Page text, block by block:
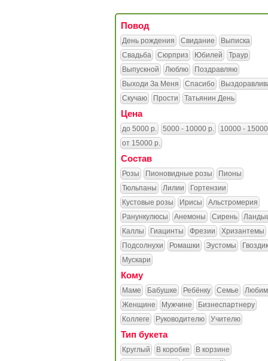
Повод
День рождения Свидание
Выписка
Свадьба
Сюрприз Юбилей
Траур
Выпускной
Люблю
Поздравляю
Выходи За Меня
Спасибо
Скучаю
Прости Татьянин День
Цена
до 5000 р. 5000 - 10000 р.
10000 -
от 15000 р.
Состав
Розы Пионовидные розы
Пионы
Тюльпаны
Лилии
Гортензии
Кустовые розы
Ирисы
Альстромерия
Ранункулюсы
Анемоны Сирень
Каллы
Гиацинты Фрезии
Хризантемы
Подсолнухи
Ромашки Эустомы
Мускари
Кому
Маме Бабушке Ребёнку Семье
Женщине
Мужчине
Бизнеспартнеру
Коллеге
Руководителю Учителю
Тип букета
Круглый В коробке
В корзине